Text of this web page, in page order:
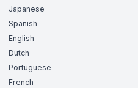
Japanese
Spanish
English
Dutch
Portuguese
French